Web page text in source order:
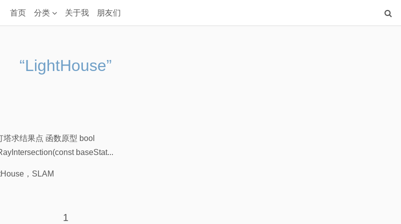
首页 分类 关于我 朋友们
“LightHouse”
求结果点 函数原型 bool
baseStat...
， SLAM
1